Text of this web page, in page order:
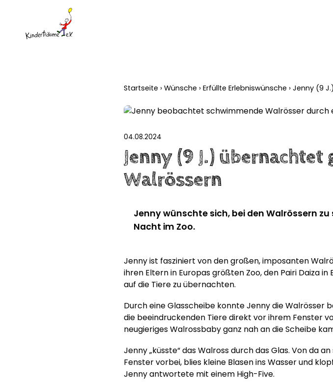
Startseite › Wünsche › Erfüllte Erlebniswünsche › Jenny (9
04.08.2024
Jenny (9 J.) übernachtet
Walrössern
Jenny wünschte sich, bei den Walrössern
Nacht im Zoo.
Jenny ist fasziniert von den großen, imposanten
ihren Eltern in Europas größten Zoo, den Pairi Daiza
auf die Tiere zu übernachten.
Durch eine Glasscheibe konnte Jenny die Walrösser
die beeindruckenden Tiere direkt vor ihrem Fenster
neugieriges Walrossbaby ganz nah an die Scheibe
Jenny „küsste“ das Walross durch das Glas. Von da
Fenster vorbei, blies kleine Blasen ins Wasser und
Jenny antwortete mit einem High-Five.